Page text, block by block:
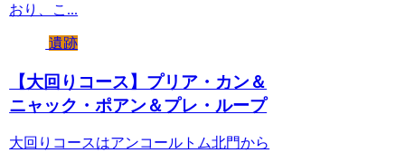
おり、こ...
遺跡
【大回りコース】プリア・カン＆
ニャック・ポアン＆プレ・ループ
大回りコースはアンコールトム北門から